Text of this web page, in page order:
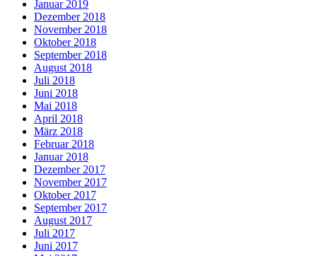
Januar 2019
Dezember 2018
November 2018
Oktober 2018
September 2018
August 2018
Juli 2018
Juni 2018
Mai 2018
April 2018
März 2018
Februar 2018
Januar 2018
Dezember 2017
November 2017
Oktober 2017
September 2017
August 2017
Juli 2017
Juni 2017